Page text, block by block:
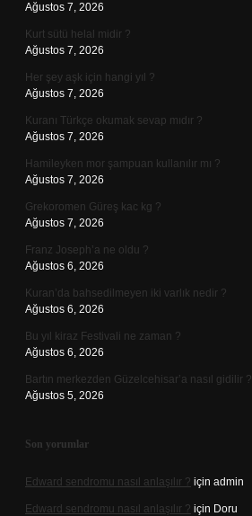
Ağustos 7, 2026
Kurt sütü helal midir ?
Ağustos 7, 2026
Her şey aşk için hangi yıl ?
Ağustos 7, 2026
Kuranı Türkçe okumak sevap mıdır ?
Ağustos 7, 2026
Hamileyken mor şampuan kullanılır mı ?
Ağustos 7, 2026
Grekoromen Güreş kac kg ?
Ağustos 7, 2026
Franz Joseph’a ne oldu ?
Ağustos 6, 2026
Kuran’da bahsedilmeyen iki varlık nedir ?
Ağustos 6, 2026
Bu yıl kiraz Festivali ne zaman ?
Ağustos 6, 2026
Bartın merkezden Güzelcehisar’a nasıl gidilir ?
Ağustos 5, 2026
Son yorumlar
Edward sendromu nasıl anlaşılır ? için admin
Edward sendromu nasıl anlaşılır ? için Doru